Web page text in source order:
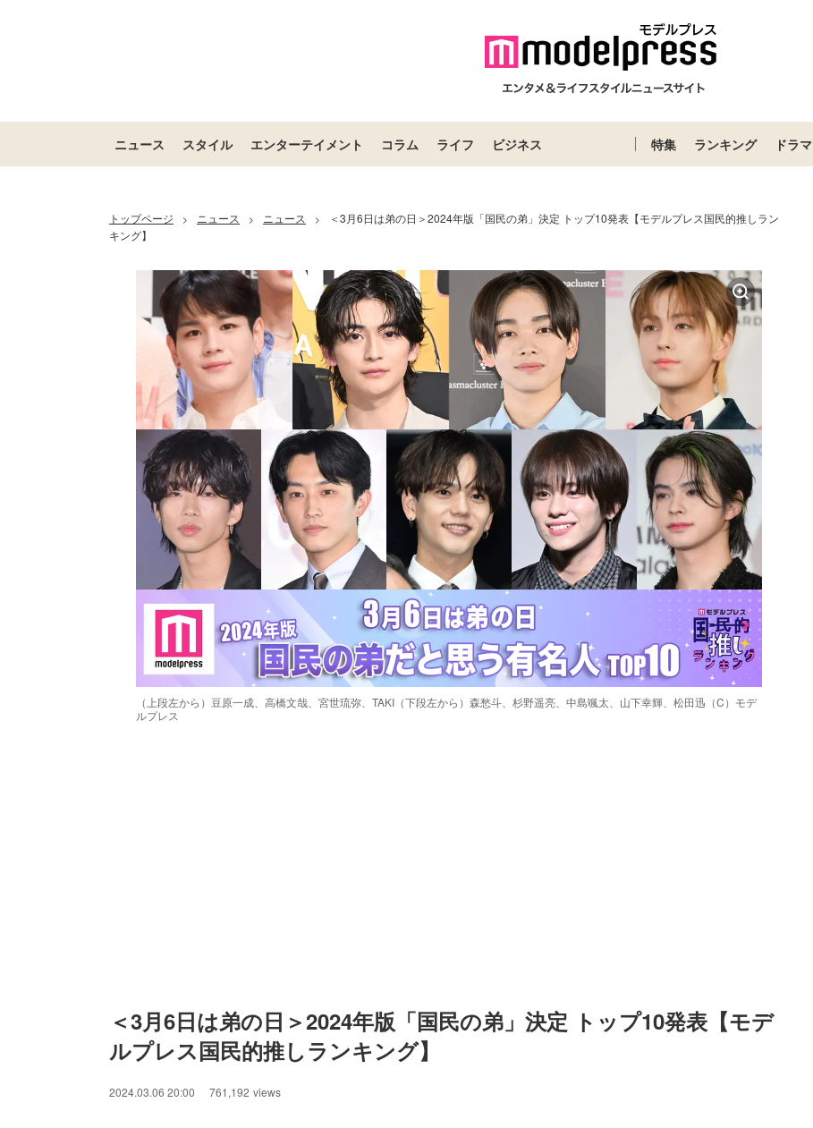
ニュース スタイル エンターテイメント コラム ライフ ビジネス 特集 ランキング ドラマ
トップページ > ニュース > ニュース >
＜3月6日は弟の日＞2024年版「国民の弟」決定 トップ10発表【モデルプレス国民的推しラン
キング】
（上段左から）豆原一成、高橋文哉、宮世琉弥、TAKI（下段左から）森愁斗、杉野遥亮、中島颯太、山下幸輝、松田迅（C）モデ
ルプレス
＜3月6日は弟の日＞2024年版「国民の弟」決定 トップ10発表【モデ
ルプレス国民的推しランキング】
2024.03.06 20:00 761,192 views